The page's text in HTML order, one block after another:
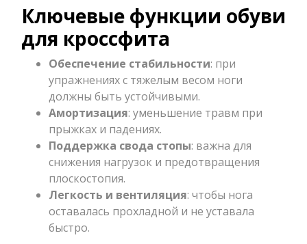
Ключевые функции обуви
для кроссфита
Обеспечение стабильности: при
упражнениях с тяжелым весом ноги
должны быть устойчивыми.
Амортизация: уменьшение травм при
прыжках и падениях.
Поддержка свода стопы: важна для
снижения нагрузок и предотвращения
плоскостопия.
Легкость и вентиляция: чтобы нога
оставалась прохладной и не уставала
быстро.